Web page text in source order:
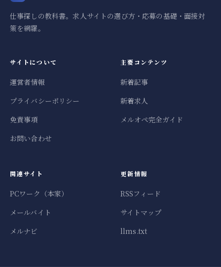
仕事探しの教科書。求人サイトの選び方・応募の基礎・面接対
策を網羅。
サイトについて
運営者情報
プライバシーポリシー
免責事項
お問い合わせ
主要コンテンツ
新着記事
新着求人
メルオペ完全ガイド
関連サイト
PCワーク（本家）
メールバイト
メルナビ
更新情報
RSSフィード
サイトマップ
llms.txt